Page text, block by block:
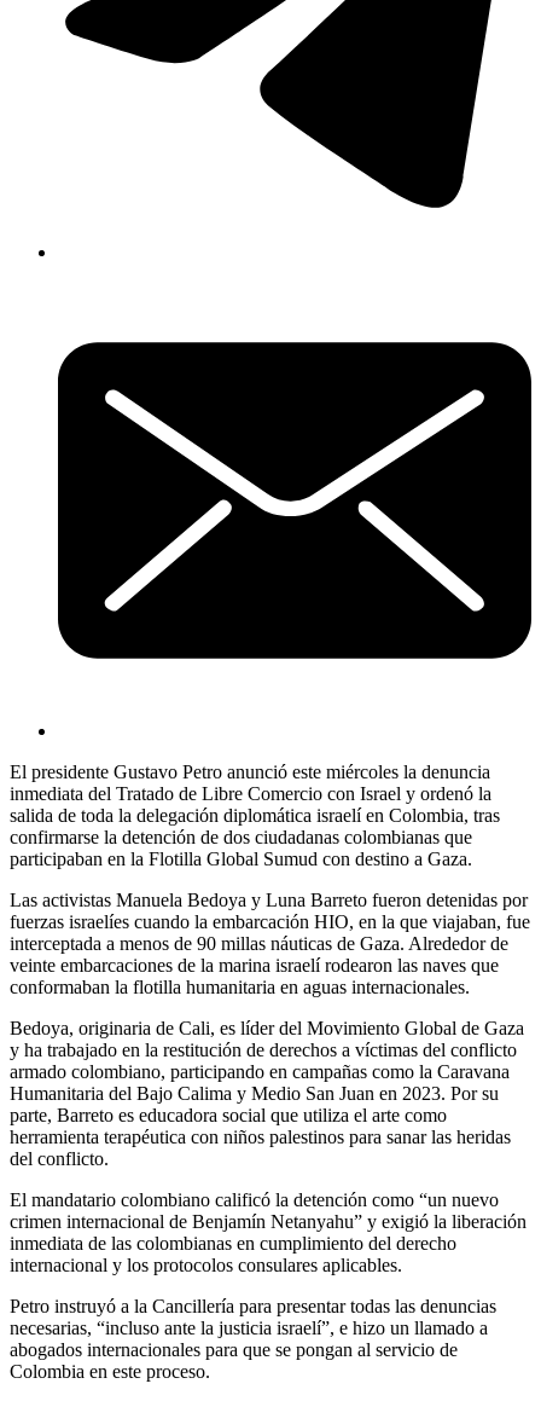
El presidente Gustavo Petro anunció este miércoles la denuncia
inmediata del Tratado de Libre Comercio con Israel y ordenó la
salida de toda la delegación diplomática israelí en Colombia, tras
confirmarse la detención de dos ciudadanas colombianas que
participaban en la Flotilla Global Sumud con destino a Gaza.
Las activistas Manuela Bedoya y Luna Barreto fueron detenidas por
fuerzas israelíes cuando la embarcación HIO, en la que viajaban, fue
interceptada a menos de 90 millas náuticas de Gaza. Alrededor de
veinte embarcaciones de la marina israelí rodearon las naves que
conformaban la flotilla humanitaria en aguas internacionales.
Bedoya, originaria de Cali, es líder del Movimiento Global de Gaza
y ha trabajado en la restitución de derechos a víctimas del conflicto
armado colombiano, participando en campañas como la Caravana
Humanitaria del Bajo Calima y Medio San Juan en 2023. Por su
parte, Barreto es educadora social que utiliza el arte como
herramienta terapéutica con niños palestinos para sanar las heridas
del conflicto.
El mandatario colombiano calificó la detención como “un nuevo
crimen internacional de Benjamín Netanyahu” y exigió la liberación
inmediata de las colombianas en cumplimiento del derecho
internacional y los protocolos consulares aplicables.
Petro instruyó a la Cancillería para presentar todas las denuncias
necesarias, “incluso ante la justicia israelí”, e hizo un llamado a
abogados internacionales para que se pongan al servicio de
Colombia en este proceso.